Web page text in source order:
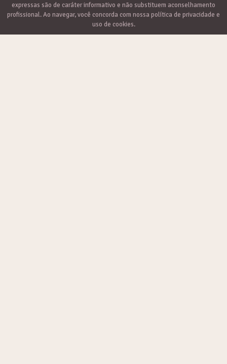
expressas são de caráter informativo e não substituem aconselhamento
profissional. Ao navegar, você concorda com nossa política de privacidade e
uso de cookies.